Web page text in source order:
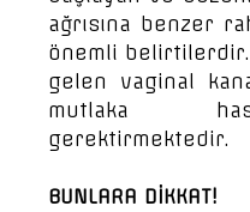
ağrısına benzer
önemli belirtilerdir.
gelen vaginal
mutlaka
gerektirmektedir.
BUNLARA DİKKAT!